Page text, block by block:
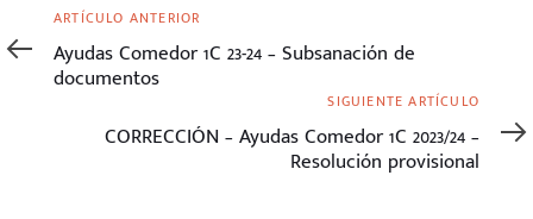
Artículo
anterior
ARTÍCULO ANTERIOR
Ayudas Comedor 1C 23-24 – Subsanación de
documentos
SIGUIENTE ARTÍCULO
CORRECCIÓN – Ayudas Comedor 1C 2023/24 –
Resolución provisional